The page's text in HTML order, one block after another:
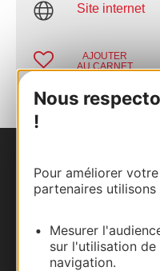
Nous
!
Pour améliorer
partenaires
Mesurer
sur l'utilisation
navigation.
Site internet
AJOUTER
AU CARNET
Nous contacter
Documentation